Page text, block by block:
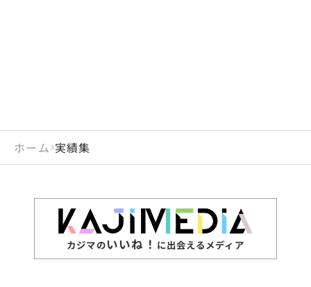
ホーム 実績集
カジマのいいね！ に出会えるメディア